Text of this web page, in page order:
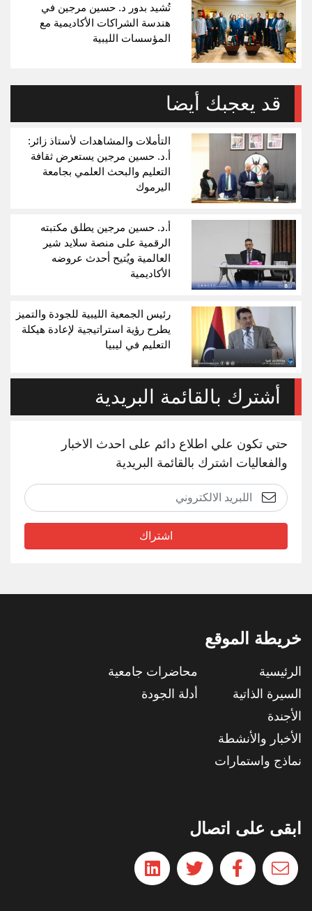
تُشيد بدور د. حسين مرجين في
هندسة الشراكات الأكاديمية مع
المؤسسات الليبية
قد يعجبك أيضا
التأملات والمشاهدات لأستاذ زائر:
أ.د. حسين مرجين يستعرض ثقافة
التعليم والبحث العلمي بجامعة
اليرموك
أ.د. حسين مرجين يطلق مكتبته
الرقمية على منصة سلايد شير
العالمية ويُتيح أحدث عروضه
الأكاديمية
رئيس الجمعية الليبية للجودة والتميز
يطرح رؤية استراتيجية لإعادة هيكلة
التعليم في ليبيا
أشترك بالقائمة البريدية
حتي تكون علي اطلاع دائم على احدث الاخبار
والفعاليات اشترك بالقائمة البريدية
اشتراك
خريطة الموقع
الرئيسية
السيرة الذاتية
الأجندة
الأخبار والأنشطة
نماذج واستمارات
محاضرات جامعية
أدلة الجودة
ابقى على اتصال